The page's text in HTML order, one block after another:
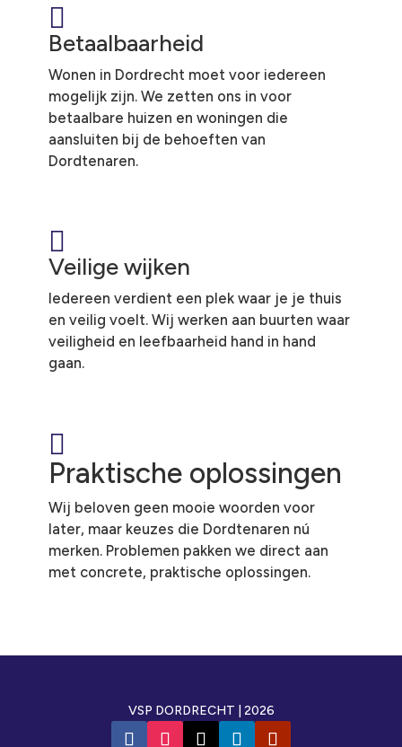

Betaalbaarheid
Wonen in Dordrecht moet voor iedereen
mogelijk zijn. We zetten ons in voor
betaalbare huizen en woningen die
aansluiten bij de behoeften van
Dordtenaren.

Veilige wijken
Iedereen verdient een plek waar je je thuis
en veilig voelt. Wij werken aan buurten waar
veiligheid en leefbaarheid hand in hand
gaan.

Praktische oplossingen
Wij beloven geen mooie woorden voor
later, maar keuzes die Dordtenaren nú
merken. Problemen pakken we direct aan
met concrete, praktische oplossingen.
VSP DORDRECHT | 2026